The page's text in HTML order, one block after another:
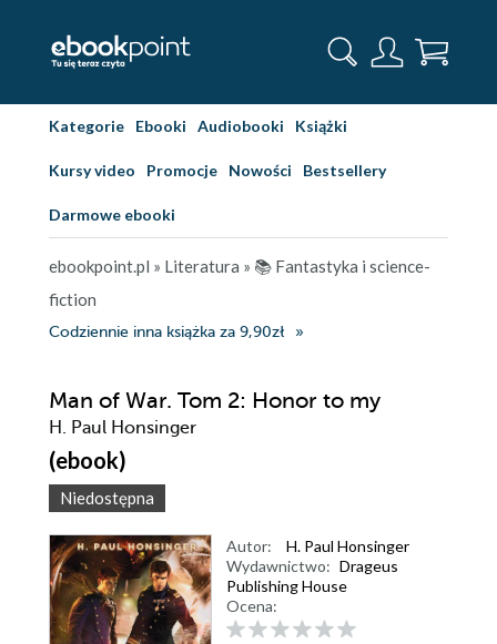
Kategorie Ebooki Audiobooki Książki
Kursy video Promocje Nowości Bestsellery
Darmowe ebooki
ebookpoint.pl » Literatura » 📚 Fantastyka i science-
fiction
Codziennie inna książka za 9,90zł
Man of War. Tom 2: Honor to my
H. Paul Honsinger
(ebook)
Niedostępna
Autor:
H. Paul Honsinger
Wydawnictwo: Drageus
Publishing House
Ocena: